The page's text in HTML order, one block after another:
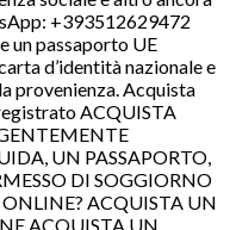
+393512629472
un passaporto UE
d’identità nazionale e
provenienza. Acquista
ACQUISTA
UN PASSAPORTO,
DI SOGGIORNO
ACQUISTA UN
ACQUISTA UN